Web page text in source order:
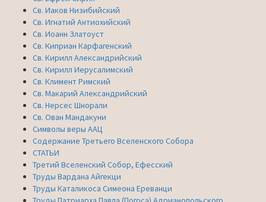
Св. Иаков Низибийский
Св. Игнатий Антиохийский
Св. Иоанн Златоуст
Св. Киприан Карфагенский
Св. Кирилл Александрийский
Св. Кирилл Иерусалимский
Св. Климент Римский
Св. Макарий Александрийский
Св. Нерсес Шнорали
Св. Ован Мандакуни
Символы веры ААЦ
Содержание Третьего Вселенского Собора
СТАТЬИ
Третий Вселенский Собор, Ефесский
Труды Вардана Айгекци
Труды Каталикоса Симеона Ереванци